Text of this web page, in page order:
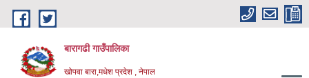
Skip to main content
बारागढी गाउँपालिका
खोपवा बारा,मधेश प्रदेश , नेपाल